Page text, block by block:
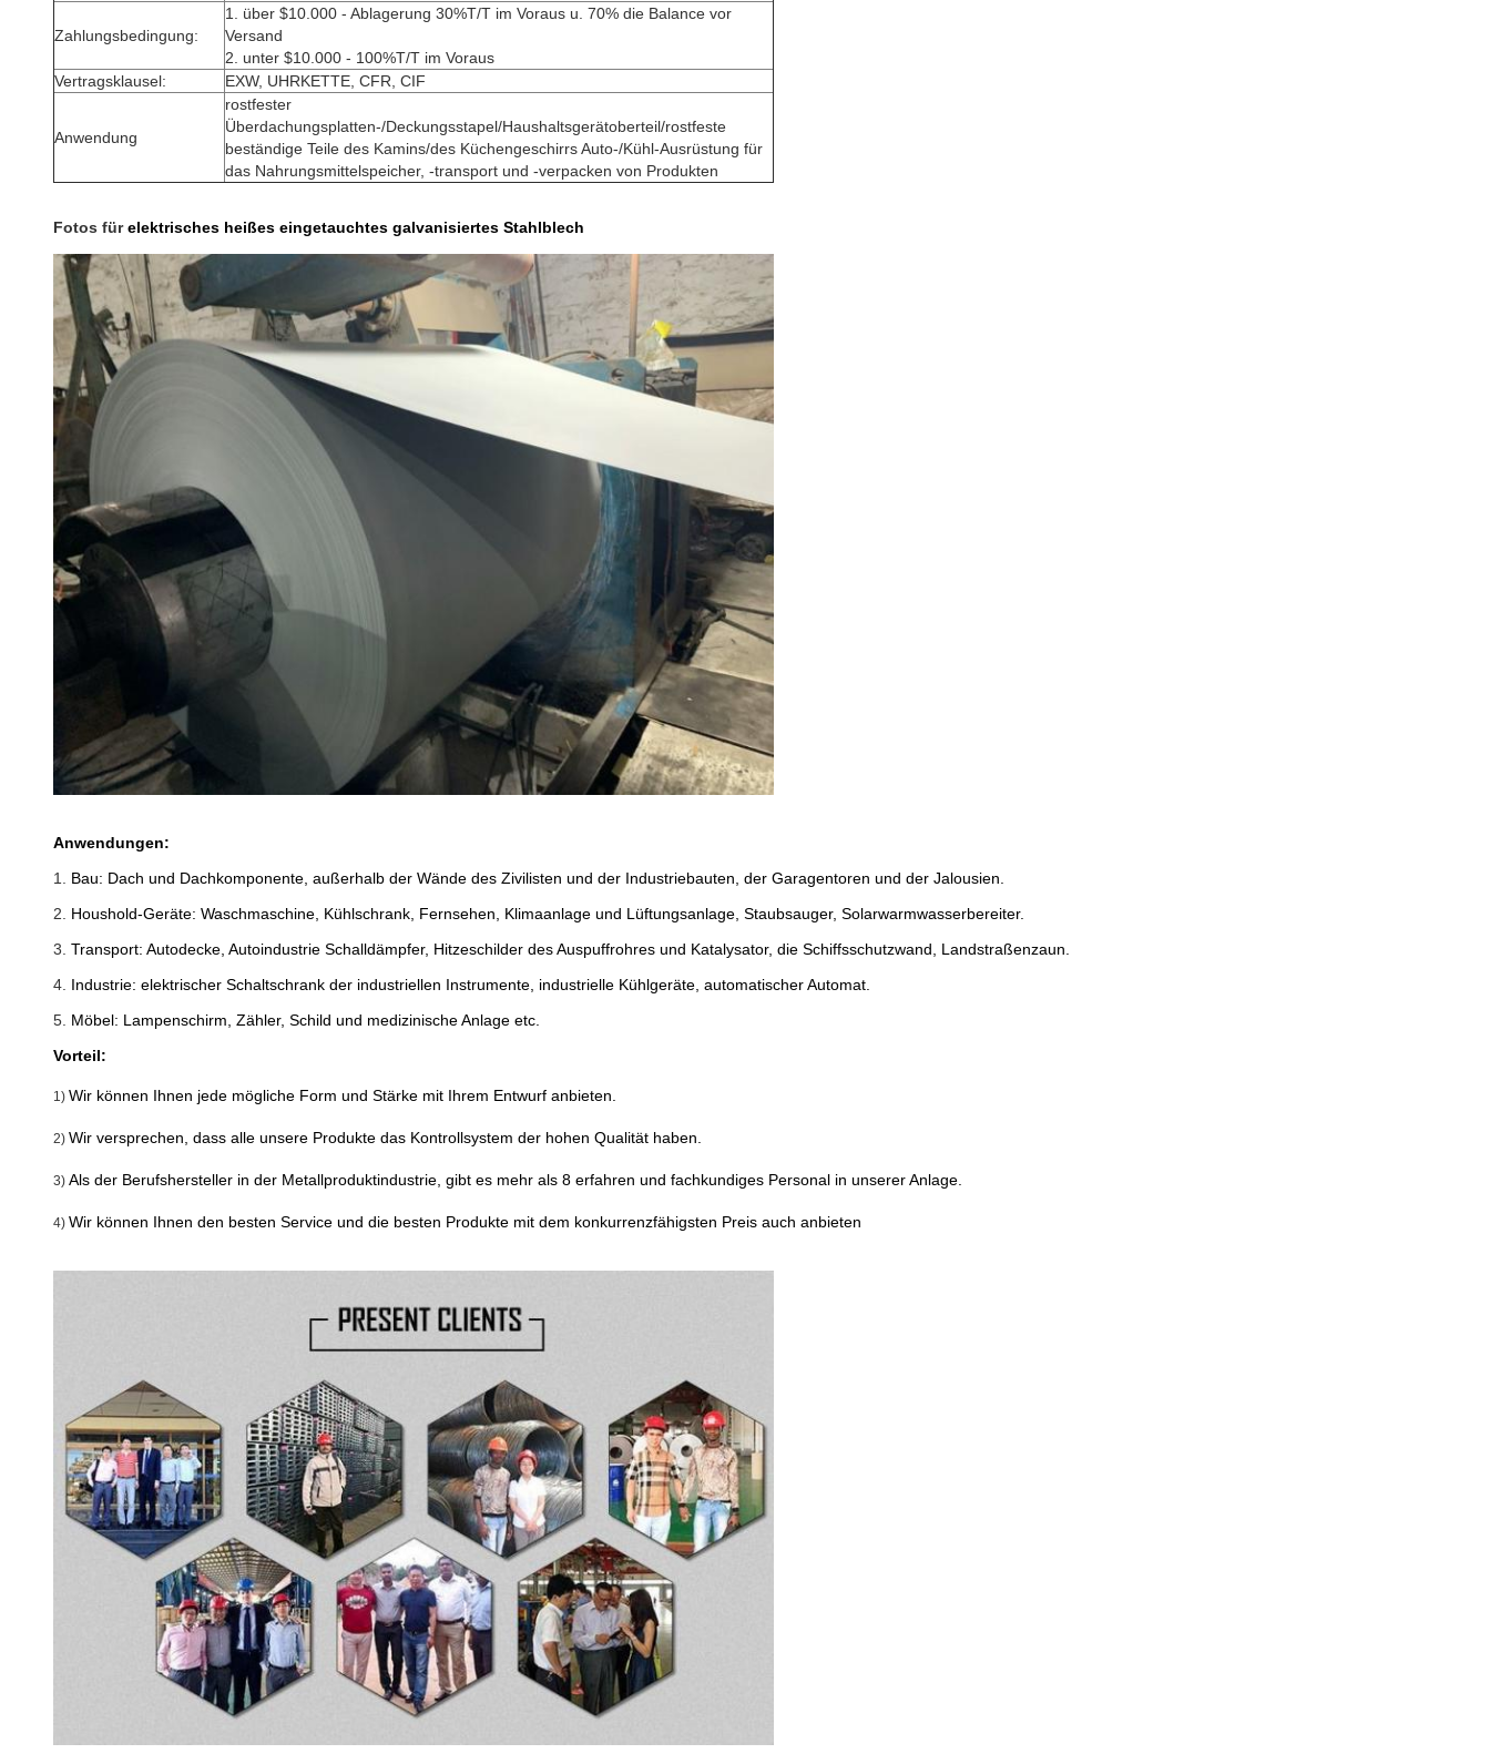
Zahlungsbedingung:
1. über $10.000 - Ablagerung 30%T/T im Voraus u. 70% die Balance vor
Versand
2. unter $10.000 - 100%T/T im Voraus
Vertragsklausel:
EXW, UHRKETTE, CFR, CIF
Anwendung
rostfester
Überdachungsplatten-/Deckungsstapel/Haushaltsgerätoberteil/rostfeste
beständige Teile des Kamins/des Küchengeschirrs Auto-/Kühl-Ausrüstung für
das Nahrungsmittelspeicher, -transport und -verpacken von Produkten
Fotos für elektrisches heißes eingetauchtes galvanisiertes Stahlblech
Anwendungen:
1. Bau: Dach und Dachkomponente, außerhalb der Wände des Zivilisten und der Industriebauten, der Garagentoren und der Jalousien.
2. Houshold-Geräte: Waschmaschine, Kühlschrank, Fernsehen, Klimaanlage und Lüftungsanlage, Staubsauger, Solarwarmwasserbereiter.
3. Transport: Autodecke, Autoindustrie Schalldämpfer, Hitzeschilder des Auspuffrohres und Katalysator, die Schiffsschutzwand, Landstraßenzaun.
4. Industrie: elektrischer Schaltschrank der industriellen Instrumente, industrielle Kühlgeräte, automatischer Automat.
5. Möbel: Lampenschirm, Zähler, Schild und medizinische Anlage etc.
Vorteil:
1) Wir können Ihnen jede mögliche Form und Stärke mit Ihrem Entwurf anbieten.
2) Wir versprechen, dass alle unsere Produkte das Kontrollsystem der hohen Qualität haben.
3) Als der Berufshersteller in der Metallproduktindustrie, gibt es mehr als 8 erfahren und fachkundiges Personal in unserer Anlage.
4) Wir können Ihnen den besten Service und die besten Produkte mit dem konkurrenzfähigsten Preis auch anbieten